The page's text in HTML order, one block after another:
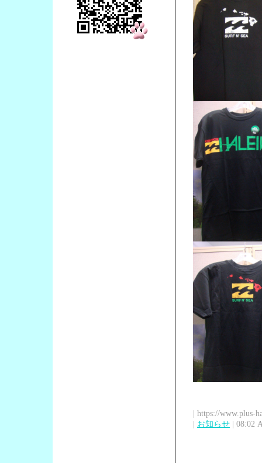
| https://www.plus-
| お知らせ | 08:02